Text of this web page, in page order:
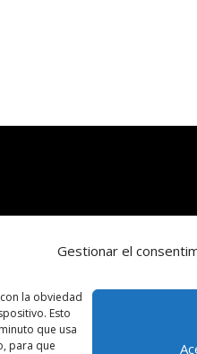
Gestionar el
la obviedad
Esto
que usa
para que